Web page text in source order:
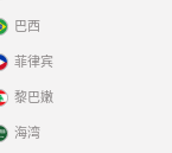
巴西
菲律宾
黎巴嫩
海湾